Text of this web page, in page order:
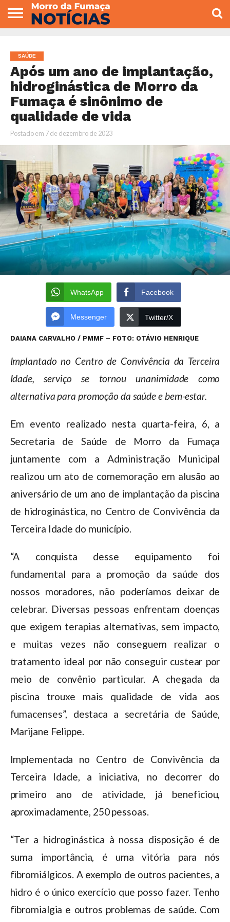
VEREADORES
SAÚDE
Após um ano de implantação,
hidroginástica de Morro da
Fumaça é sinônimo de
qualidade de vida
Postado em 7 de dezembro de 2023
WhatsApp Facebook
Messenger Twitter/X
DAIANA CARVALHO / PMMF – FOTO: OTÁVIO HENRIQUE
Implantado no Centro de Convivência da Terceira
Idade, serviço se tornou unanimidade como
alternativa para promoção da saúde e bem-estar.
Em evento realizado nesta quarta-feira, 6, a
Secretaria de Saúde de Morro da Fumaça
juntamente com a Administração Municipal
realizou um ato de comemoração em alusão ao
aniversário de um ano de implantação da piscina
de hidroginástica, no Centro de Convivência da
Terceira Idade do município.
“A conquista desse equipamento foi
fundamental para a promoção da saúde dos
nossos moradores, não poderíamos deixar de
celebrar. Diversas pessoas enfrentam doenças
que exigem terapias alternativas, sem impacto,
e muitas vezes não conseguem realizar o
tratamento ideal por não conseguir custear por
meio de convênio particular. A chegada da
piscina trouxe mais qualidade de vida aos
fumacenses”, destaca a secretária de Saúde,
Marijane Felippe.
Implementada no Centro de Convivência da
Terceira Idade, a iniciativa, no decorrer do
primeiro ano de atividade, já beneficiou,
aproximadamente, 250 pessoas.
“Ter a hidroginástica à nossa disposição é de
suma importância, é uma vitória para nós
fibromiálgicos. A exemplo de outros pacientes, a
hidro é o único exercício que posso fazer. Tenho
fibromialgia e outros problemas de saúde. Com